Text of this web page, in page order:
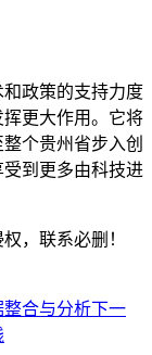
政策的支持力度
更大作用。它将
个贵州省步入创
到更多由科技进
，联系必删！
整合与分析下一